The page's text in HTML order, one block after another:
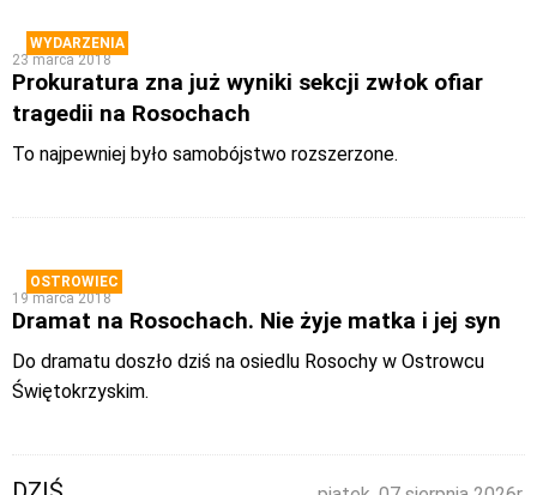
WYDARZENIA
23 marca 2018
Prokuratura zna już wyniki sekcji zwłok ofiar
tragedii na Rosochach
To najpewniej było samobójstwo rozszerzone.
OSTROWIEC
19 marca 2018
Dramat na Rosochach. Nie żyje matka i jej syn
Do dramatu doszło dziś na osiedlu Rosochy w Ostrowcu
Świętokrzyskim.